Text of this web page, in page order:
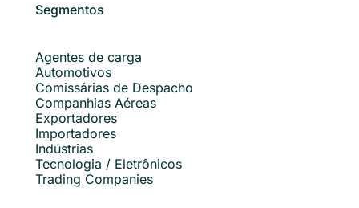
Segmentos
Agentes de carga
Automotivos
Comissárias de Despacho
Companhias Aéreas
Exportadores
Importadores
Indústrias
Tecnologia / Eletrônicos
Trading Companies